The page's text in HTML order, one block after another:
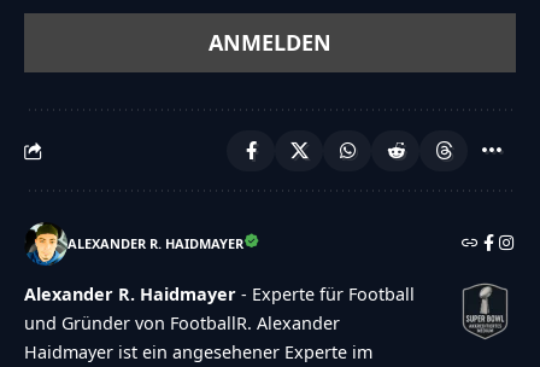
ALEXANDER R. HAIDMAYER
Alexander R. Haidmayer - Experte für Football
und Gründer von FootballR. Alexander
Haidmayer ist ein angesehener Experte im